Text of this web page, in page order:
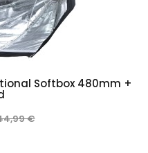
Softbox 480mm +
€